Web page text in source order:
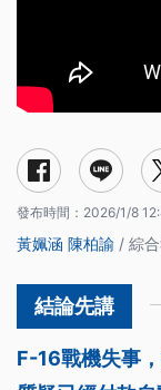
發布時間： 2026/1/8
黃姵涵 陳柏諭 / 綜
F-16戰機失事